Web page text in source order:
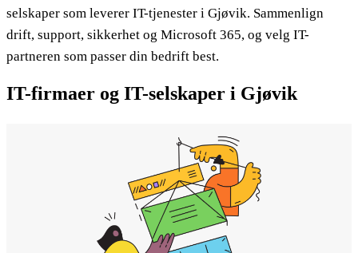
selskaper som leverer IT-tjenester i Gjøvik. Sammenlign
drift, support, sikkerhet og Microsoft 365, og velg IT-
partneren som passer din bedrift best.
IT-firmaer og IT-selskaper i Gjøvik